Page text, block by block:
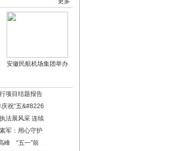
安徽民航机场集团举办
项目结题报告
祝“五&#8226
法展风采 连续
军：用心守护
峰 “五一”前